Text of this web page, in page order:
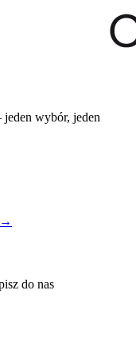
jeden wybór, jeden
→
do nas